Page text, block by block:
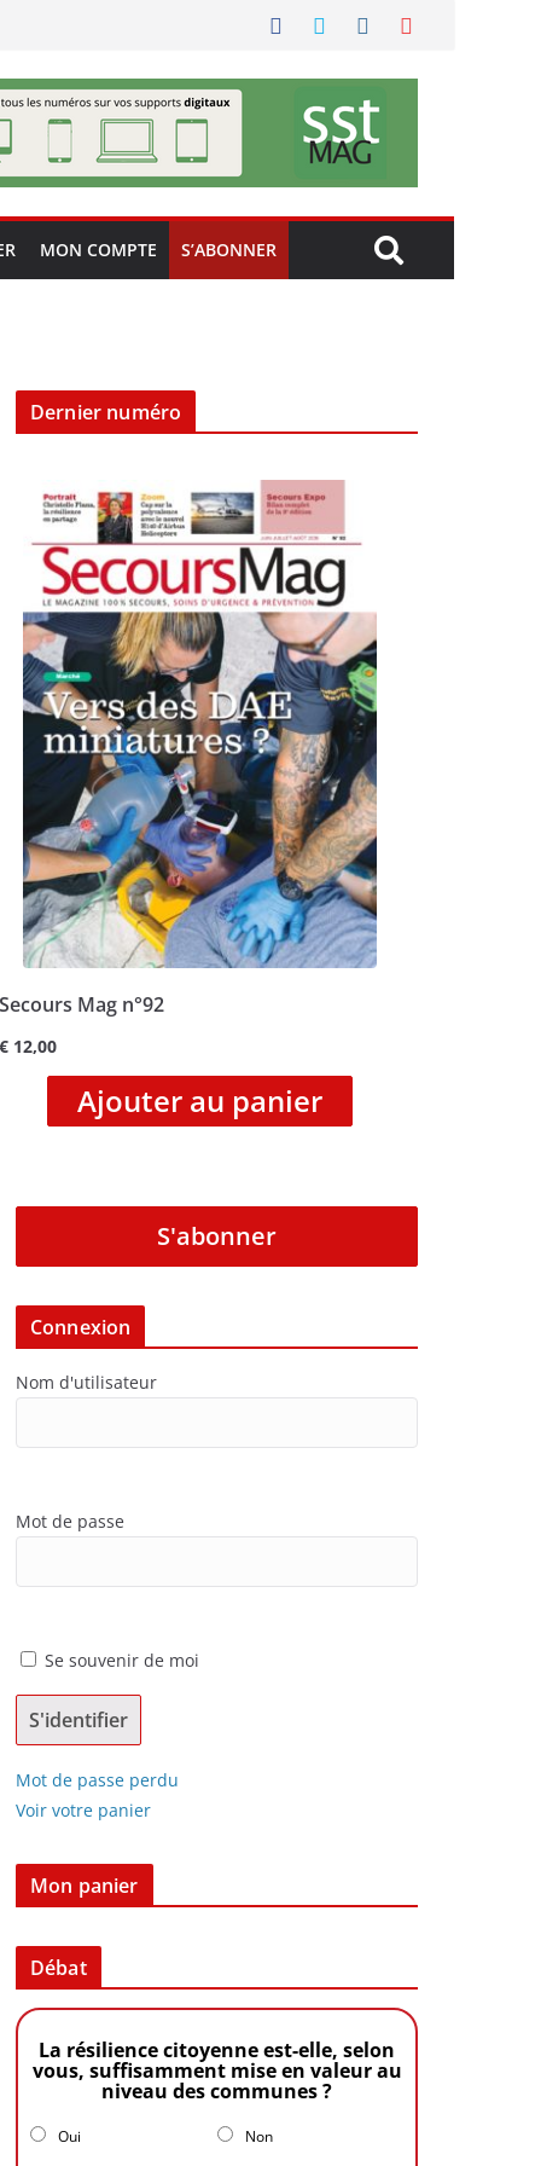
MON COMPTE S’ABONNER
Dernier numéro
Secours Mag n°92
€ 12,00
Ajouter au panier
S'abonner
Connexion
Nom d'utilisateur
Mot de passe
Se souvenir de moi
Mot de passe perdu
Voir votre panier
Mon panier
Débat
La résilience citoyenne est-elle, selon
vous, suffisamment mise en valeur au
niveau des communes ?
Oui Non